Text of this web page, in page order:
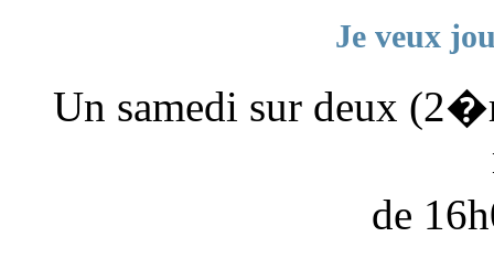
Je veux
Un samedi sur deux
de